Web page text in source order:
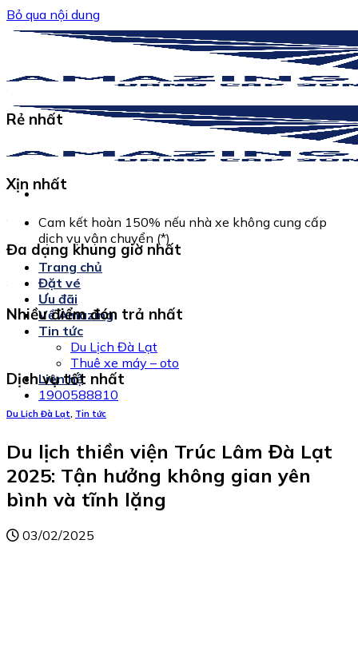
Bỏ qua nội dung
Cam kết hoàn 150% nếu nhà xe không cung cấp
dịch vụ vận chuyển (*)
Trang chủ
Đặt vé
Ưu đãi
Về Amazing
Tin tức
Du Lịch Đà Lạt
Thuê xe máy – oto
Liên hệ
1900588810
Rẻ nhất
Xịn nhất
Đa dạng khung giờ nhất
Nhiều điểm đón trả nhất
Dịch vụ tốt nhất
Du Lịch Đà Lạt, Tin tức
Du lịch thiền viện Trúc Lâm Đà Lạt
2025: Tận hưởng không gian yên
bình và tĩnh lặng
03/02/2025